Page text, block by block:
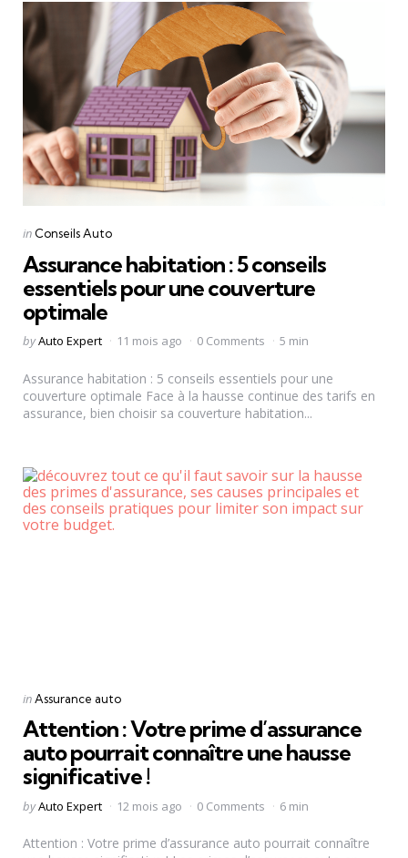
Categories
Posted
in Conseils Auto
Assurance habitation : 5 conseils
essentiels pour une couverture
optimale
Posted
byAuto Expert 11 mois ago 0 Comments 5 min
Assurance habitation : 5 conseils essentiels pour une
couverture optimale Face à la hausse continue des tarifs en
assurance, bien choisir sa couverture habitation...
Categories
Posted
inAssurance auto
Attention : Votre prime d’assurance
auto pourrait connaître une hausse
significative !
Posted
byAuto Expert 12 mois ago 0 Comments 6 min
Attention : Votre prime d’assurance auto pourrait connaître